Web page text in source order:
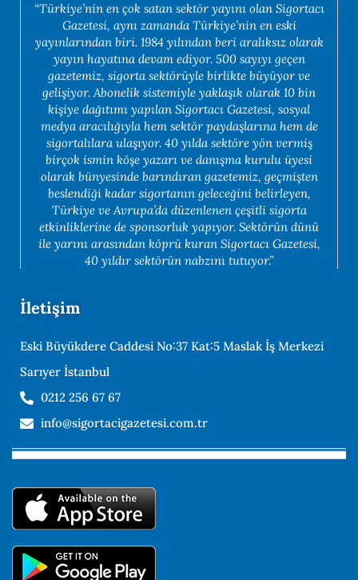
“Türkiye’nin en çok satan sektör yayını olan Sigortacı
Gazetesi, aynı zamanda Türkiye’nin en eski
yayınlarından biri. 1984 yılından beri aralıksız olarak
yayın hayatına devam ediyor. 500 sayıyı geçen
gazetemiz, sigorta sektörüyle birlikte büyüyor ve
gelişiyor. Abonelik sistemiyle yaklaşık olarak 10 bin
kişiye dağıtımı yapılan Sigortacı Gazetesi, sosyal
medya aracılığıyla hem sektör paydaşlarına hem de
sigortalılara ulaşıyor. 40 yılda sektöre yön vermiş
birçok ismin köşe yazarı ve danışma kurulu üyesi
olarak bünyesinde barındıran gazetemiz, geçmişten
beslendiği kadar sigortanın geleceğini belirleyen,
Türkiye ve Avrupa’da düzenlenen çeşitli sigorta
etkinliklerine de sponsorluk yapıyor. Sektörün dünü
ile yarını arasından köprü kuran Sigortacı Gazetesi,
40 yıldır sektörün nabzını tutuyor.”
İletişim
Eski Büyükdere Caddesi No:37 Kat:5 Maslak İş Merkezi
Sarıyer İstanbul
0212 256 67 67
info@sigortacigazetesi.com.tr